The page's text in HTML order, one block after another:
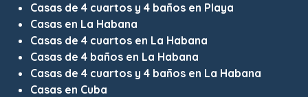
Casas de 4 cuartos y 4 baños en Playa
Casas en La Habana
Casas de 4 cuartos en La Habana
Casas de 4 baños en La Habana
Casas de 4 cuartos y 4 baños en La Habana
Casas en Cuba